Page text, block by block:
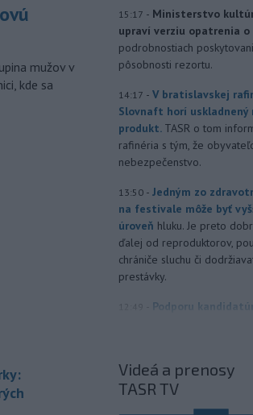
mužov v
kde sa
15:17 - Ministerstvo
upraví verziu opatrenia o
podrobnostiach
pôsobnosti rezortu.
14:17 - V bratislavskej
Slovnaft horí uskladnený
produkt. TASR o tom
rafinéria s tým, že
nebezpečenstvo.
13:50 - Jedným zo
na festivale môže byť
úroveň hluku. Je preto
ďalej od reproduktorov,
chrániče sluchu či
prestávky.
Podporu
v Bezpečnostnej
na roky 2028 až 2029
vyjadrilo už 123 zo 193
Videá a prenosy
TASR TV